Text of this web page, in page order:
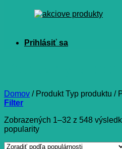
Domov /Produkt Typ produktu /
Filter
Zobrazených 1–32 z 548
popularity